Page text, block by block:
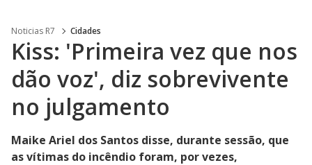
Noticias R7 Cidades
Kiss: 'Primeira vez que nos
dão voz', diz sobrevivente
no julgamento
Maike Ariel dos Santos disse, durante sessão, que
as vítimas do incêndio foram, por vezes,